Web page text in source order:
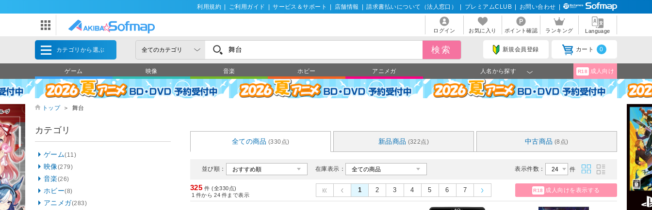
利用規約 ご利用ガイド サービス＆サポート 店舗情報 請求書払いについて（法人窓口） プレミアムCLUB お問い合わせ
ログイン お気に入り ポイント確認 ランキング Language
カテゴリから選ぶ 新規会員登録 カート 0
ゲーム 映像 音楽 ホビー アニメガ 人名から探す R18 成人向け
トップ ＞ 舞台
全ての商品 (330点) 新品商品 (322点) 中古商品 (8点)
並び順： 在庫表示： 表示件数： 件
325 件 (全330点)
1 件から 24 件まで表示
1 2 3 4 5 6 7 R18 成人向けを表示する
カテゴリ
ゲーム(11)
映像(279)
音楽(26)
ホビー(8)
アニメガ(283)